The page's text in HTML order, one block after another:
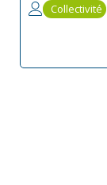
Collectivité